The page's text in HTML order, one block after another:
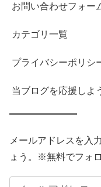
お問い合わせフォー
カテゴリ一覧
プライバシーポリシ
当ブログを応援しよ
メールアドレスを入
ょう。※無料でフォ